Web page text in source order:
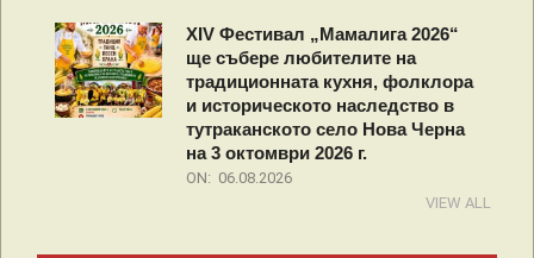
XIV Фестивал „Мамалига 2026“
ще събере любителите на
традиционната кухня, фолклора
и историческото наследство в
тутраканското село Нова Черна
на 3 октомври 2026 г.
ON: 06.08.2026
VIEW ALL